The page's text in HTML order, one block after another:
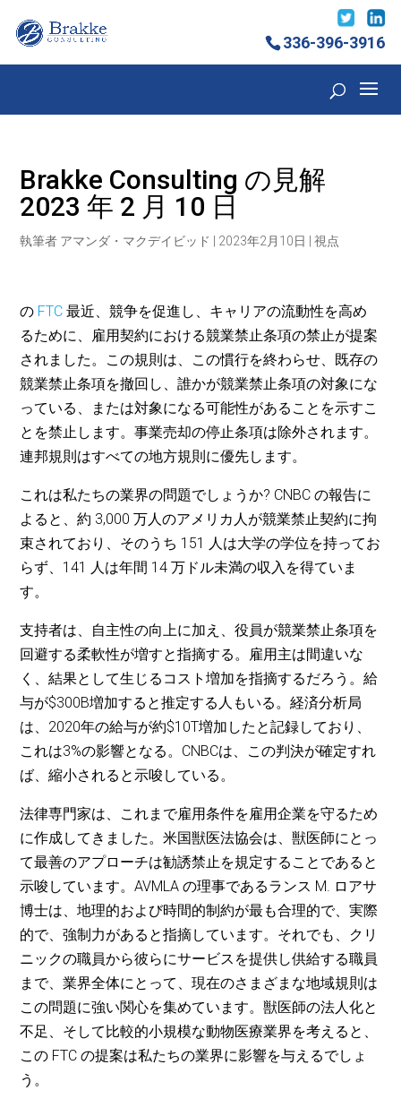
336-396-3916
Brakke Consulting の見解
2023 年 2 月 10 日
執筆者 アマンダ・マクデイビッド 2023年2月10日 |視点
の FTC 最近、競争を促進し、キャリアの流動性を高め
るために、雇用契約における競業禁止条項の禁止が提案
されました。この規則は、この慣行を終わらせ、既存の
競業禁止条項を撤回し、誰かが競業禁止条項の対象にな
っている、または対象になる可能性があることを示すこ
とを禁止します。事業売却の停止条項は除外されます。
連邦規則はすべての地方規則に優先します。
これは私たちの業界の問題でしょうか? CNBC の報告に
よると、約 3,000 万人のアメリカ人が競業禁止契約に拘
束されており、そのうち 151 人は大学の学位を持ってお
らず、141 人は年間 14 万ドル未満の収入を得ていま
す。
支持者は、自主性の向上に加え、役員が競業禁止条項を
回避する柔軟性が増すと指摘する。雇用主は間違いな
く、結果として生じるコスト増加を指摘するだろう。給
与が$300B増加すると推定する人もいる。経済分析局
は、2020年の給与が約$10T増加したと記録しており、
これは3%の影響となる。CNBCは、この判決が確定すれ
ば、縮小されると示唆している。
法律専門家は、これまで雇用条件を雇用企業を守るため
に作成してきました。米国獣医法協会は、獣医師にとっ
て最善のアプローチは勧誘禁止を規定することであると
示唆しています。AVMLA の理事であるランス M. ロアサ
博士は、地理的および時間的制約が最も合理的で、実際
的で、強制力があると指摘しています。それでも、クリ
ニックの職員から彼らにサービスを提供し供給する職員
まで、業界全体にとって、現在のさまざまな地域規則は
この問題に強い関心を集めています。獣医師の法人化と
不足、そして比較的小規模な動物医療業界を考えると、
この FTC の提案は私たちの業界に影響を与えるでしょ
う。